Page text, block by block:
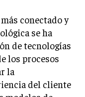
conectado y
se ha
de tecnologías
los procesos
la
del cliente